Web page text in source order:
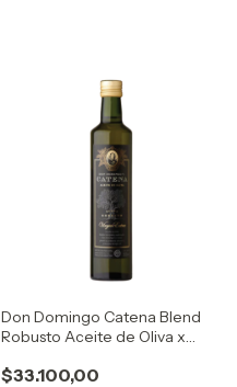
Don Domingo Catena Blend
Robusto Aceite de Oliva x
$33.100,00